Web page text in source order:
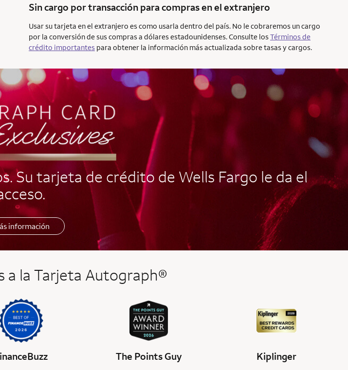
Sin cargo por transacción para compras en el extranjero
Usar su tarjeta en el extranjero es como usarla dentro del país. No le cobraremos un cargo
por la conversión de sus compras a dólares estadounidenses. Consulte losTérminos de
crédito importantes para obtener la información más actualizada sobre tasas y cargos.
Su tarjeta de crédito de Wells Fargo le da el
información
a la Tarjeta Autograph®
The Points Guy Kiplinger